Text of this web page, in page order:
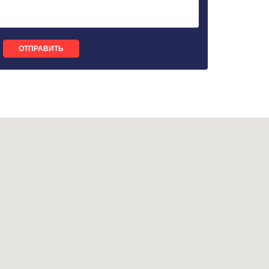
ОТПРАВИТЬ